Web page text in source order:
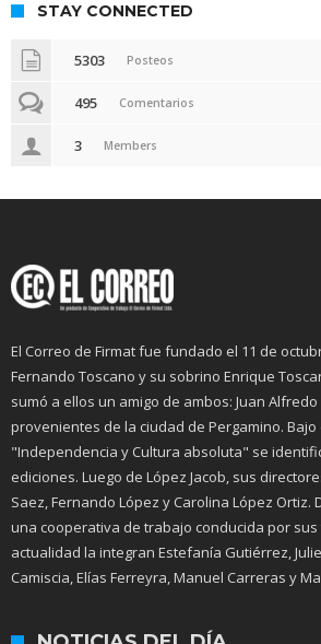
STAY CONNECTED
5303 Posteos
495 Comentarios
3 Members
El Correo de Firmat fue fundado el 11 de
Fernando Toscano y su sobrino Enrique
sumó a ellos un amigo de ambos: Juan Alfredo
provenientes de la ciudad de Pergamino. Bajo
"Independencia y Cultura absoluta" se
ediciones. Luego de López Jacob, sus
Saez, Fernando López y Carolina López Ortiz.
una cooperativa de trabajo conducida por
actualidad la integran Estefanía Gutiérrez,
Camiscia, Elías Ferreyra, Manuel Carreras y